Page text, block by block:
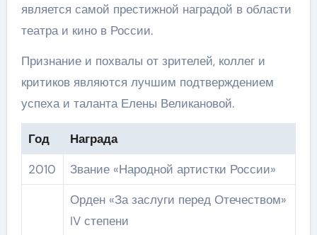
является самой престижной наградой в области
театра и кино в России.
Признание и похвалы от зрителей, коллег и
критиков являются лучшим подтверждением
успеха и таланта Елены Великановой.
Год
Награда
2010
Звание «Народной артистки России»
Орден «За заслуги перед Отечеством»
IV степени